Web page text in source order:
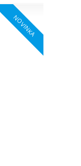
NOVINKA